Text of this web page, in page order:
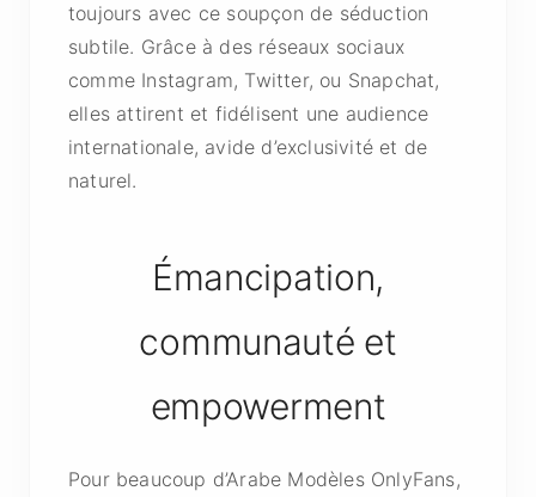
toujours avec ce soupçon de séduction
subtile. Grâce à des réseaux sociaux
comme Instagram, Twitter, ou Snapchat,
elles attirent et fidélisent une audience
internationale, avide d’exclusivité et de
naturel.
Émancipation,
communauté et
empowerment
Pour beaucoup d’Arabe Modèles OnlyFans,